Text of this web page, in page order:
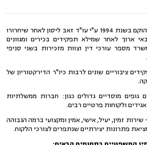
הוקם בשנת 1994 ע"י עו"ד זאב ליסון לאחר שיחרורו
ארוך לאחר שמילא תפקידים בכירים ומגוונים
מספר עורכי דין וצוות מזכירות בשני סניפי
ציבוריים שונים לרבות כיו"ר הדירקטוריון של
גופים מוסדיים גדולים כגון: חברות ממשלתיות
ולקוחות פרטיים רבים.
זמין, יעיל, אישי, אמין ומקצועי ברמה הגבוהה
פתרונות יצירתיים שנתפרים לצורכי הלקוח.